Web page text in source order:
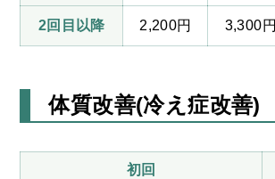
2回目以降 2,200円 3,300円
体質改善(冷え症改善)
初回